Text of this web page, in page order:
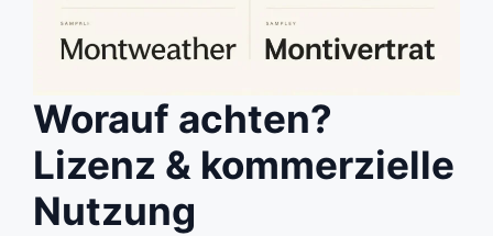
Worauf achten?
Lizenz & kommerzielle
Nutzung